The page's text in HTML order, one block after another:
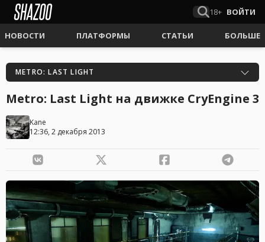
18+ ВОЙТИ
НОВОСТИ ПЛАТФОРМЫ СТАТЬИ БОЛЬШЕ
METRO: LAST LIGHT
Metro: Last Light на движке CryEngine 3
Kane
12:36, 2 декабря 2013